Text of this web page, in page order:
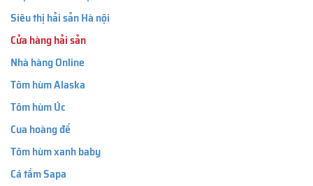
Siêu thị hải sản Hà nội
Cửa hàng hải sản
Nhà hàng Online
Tôm hùm Alaska
Tôm hùm Úc
Cua hoàng đế
Tôm hùm xanh baby
Cá tầm Sapa